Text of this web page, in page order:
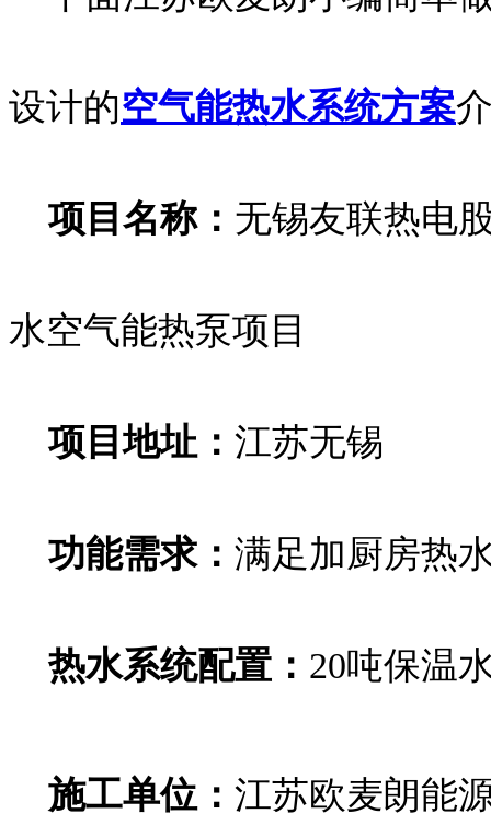
设计的空气能热水系统方案
项目名称： 无锡友联热电
水空气能热泵项目
项目地址： 江苏无锡
功能需求： 满足加厨房热
热水系统配置： 20吨保温
施工单位： 江苏欧麦朗能